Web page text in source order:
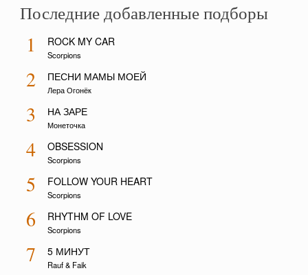
Последние добавленные подборы
1 ROCK MY CAR
Scorpions
2 ПЕСНИ МАМЫ МОЕЙ
Лера Огонёк
3 НА ЗАРЕ
Монеточка
4 OBSESSION
Scorpions
5 FOLLOW YOUR HEART
Scorpions
6 RHYTHM OF LOVE
Scorpions
7 5 МИНУТ
Rauf & Faik